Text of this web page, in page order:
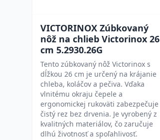
VICTORINOX Zúbkovaný
nôž na chlieb Victorinox 26
cm 5.2930.26G
Tento zúbkovaný nôž Victorinox s
dĺžkou 26 cm je určený na krájanie
chleba, koláčov a pečiva. Vďaka
vlnitému okraju čepele a
ergonomickej rukoväti zabezpečuje
čistý rez bez drvenia. Je vyrobený z
kvalitných materiálov, čo zaručuje
dlhú životnosť a spoľahlivosť.